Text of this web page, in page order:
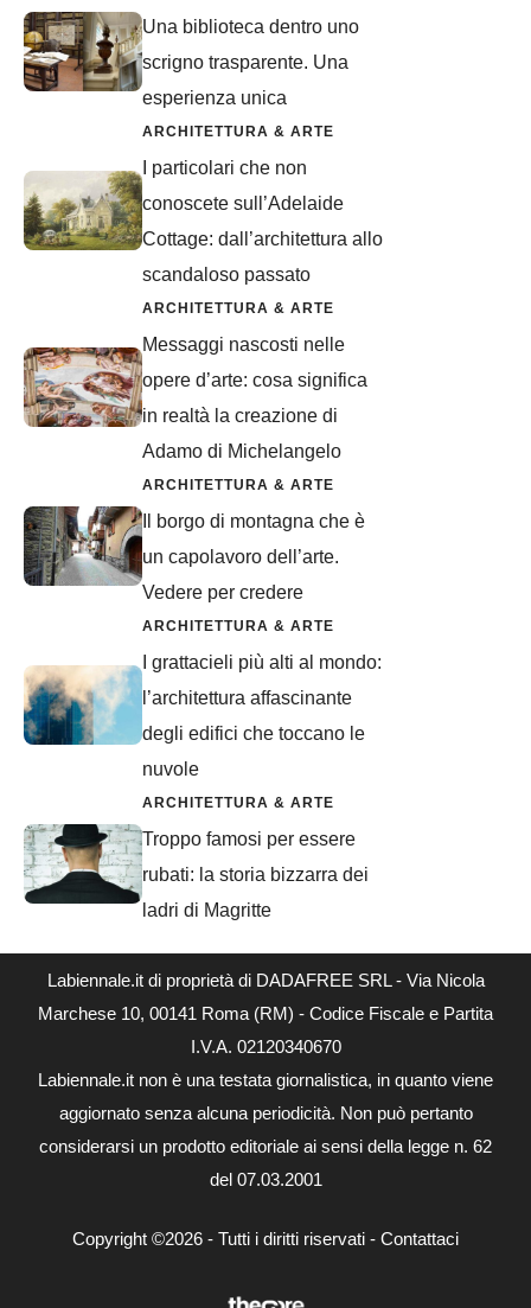
Una biblioteca dentro uno
scrigno trasparente. Una
esperienza unica
ARCHITETTURA & ARTE
I particolari che non
conoscete sull’Adelaide
Cottage: dall’architettura allo
scandaloso passato
ARCHITETTURA & ARTE
Messaggi nascosti nelle
opere d’arte: cosa significa
in realtà la creazione di
Adamo di Michelangelo
ARCHITETTURA & ARTE
Il borgo di montagna che è
un capolavoro dell’arte.
Vedere per credere
ARCHITETTURA & ARTE
I grattacieli più alti al mondo:
l’architettura affascinante
degli edifici che toccano le
nuvole
ARCHITETTURA & ARTE
Troppo famosi per essere
rubati: la storia bizzarra dei
ladri di Magritte
Labiennale.it di proprietà di DADAFREE SRL - Via Nicola
Marchese 10, 00141 Roma (RM) - Codice Fiscale e Partita
I.V.A. 02120340670
Labiennale.it non è una testata giornalistica, in quanto viene
aggiornato senza alcuna periodicità. Non può pertanto
considerarsi un prodotto editoriale ai sensi della legge n. 62
del 07.03.2001
Copyright ©2026 - Tutti i diritti riservati - Contattaci